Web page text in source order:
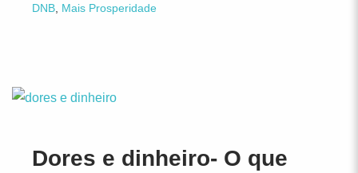
DNB Mais Prosperidade
Dores e dinheiro- O que